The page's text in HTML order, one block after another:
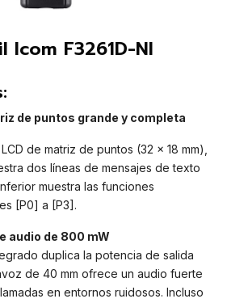
F3261D-NI
de puntos grande y completa
de matriz de puntos (32 × 18 mm),
dos líneas de mensajes de texto
muestra las funciones
[P0] a [P3].
audio de 800 mW
duplica la potencia de salida
de 40 mm ofrece un audio fuerte
en entornos ruidosos. Incluso